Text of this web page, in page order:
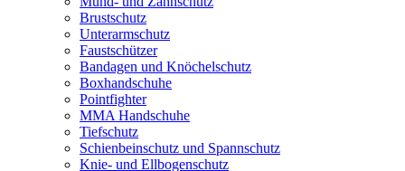
Brustschutz
Unterarmschutz
Faustschützer
Bandagen und Knöchelschutz
Boxhandschuhe
Pointfighter
MMA Handschuhe
Tiefschutz
Schienbeinschutz und Spannschutz
Knie- und Ellbogenschutz